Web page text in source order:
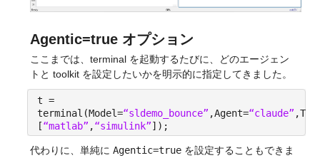
Agentic=true オプション
ここまでは、terminal を起動するたびに、どのエージェン
トと toolkit を設定したいかを明示的に指定してきました。
t =
terminal(Model=“sldemo_bounce” ,Agent=“claude”
[“matlab” ,“simulink”]);
代わりに、単純に Agentic=true を設定することもできま